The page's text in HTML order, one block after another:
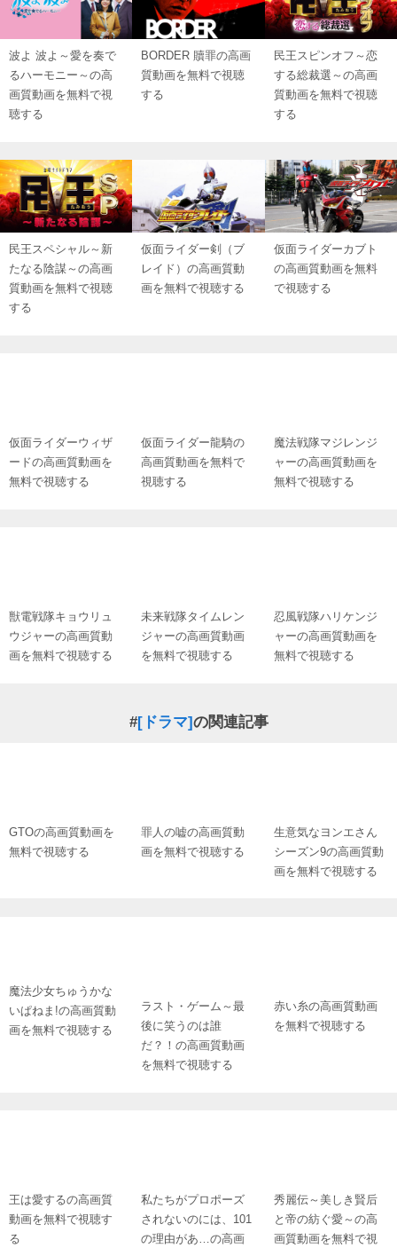
波よ 波よ～愛を奏で
るハーモニー～の高
画質動画を無料で視
聴する
BORDER 贖罪の高画
質動画を無料で視聴
する
民王スピンオフ～恋
する総裁選～の高画
質動画を無料で視聴
する
民王スペシャル～新
たなる陰謀～の高画
質動画を無料で視聴
する
仮面ライダー剣（ブ
レイド）の高画質動
画を無料で視聴する
仮面ライダーカブト
の高画質動画を無料
で視聴する
仮面ライダーウィザ
ードの高画質動画を
無料で視聴する
仮面ライダー龍騎の
高画質動画を無料で
視聴する
魔法戦隊マジレンジ
ャーの高画質動画を
無料で視聴する
獣電戦隊キョウリュ
ウジャーの高画質動
画を無料で視聴する
未来戦隊タイムレン
ジャーの高画質動画
を無料で視聴する
忍風戦隊ハリケンジ
ャーの高画質動画を
無料で視聴する
#[ドラマ]の関連記事
GTOの高画質動画を
無料で視聴する
罪人の嘘の高画質動
画を無料で視聴する
生意気なヨンエさん
シーズン9の高画質動
画を無料で視聴する
魔法少女ちゅうかな
いぱねま!の高画質動
画を無料で視聴する
ラスト・ゲーム～最
後に笑うのは誰
だ？！の高画質動画
を無料で視聴する
赤い糸の高画質動画
を無料で視聴する
王は愛するの高画質
動画を無料で視聴す
る
私たちがプロポーズ
されないのには、101
の理由があ…の高画
秀麗伝～美しき賢后
と帝の紡ぐ愛～の高
画質動画を無料で視